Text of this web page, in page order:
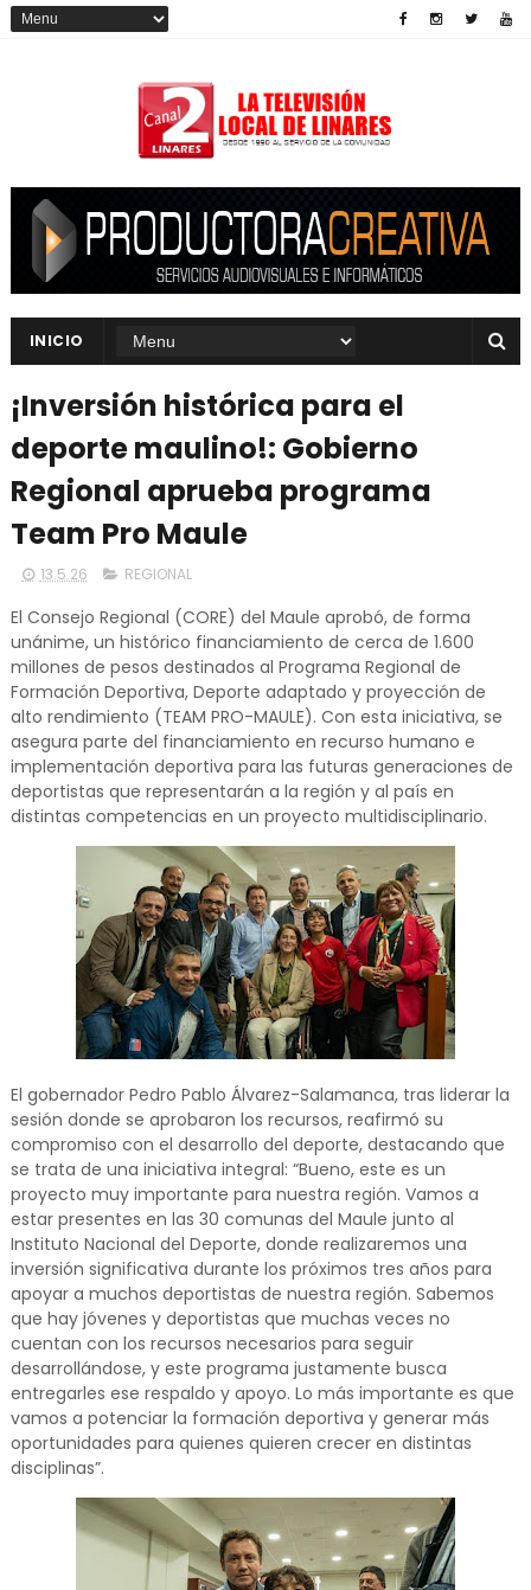
INICIO
¡Inversión histórica para el
deporte maulino!: Gobierno
Regional aprueba programa
Team Pro Maule
13.5.26 REGIONAL
El Consejo Regional (CORE) del Maule aprobó, de forma
unánime, un histórico financiamiento de cerca de 1.600
millones de pesos destinados al Programa Regional de
Formación Deportiva, Deporte adaptado y proyección de
alto rendimiento (TEAM PRO-MAULE). Con esta iniciativa, se
asegura parte del financiamiento en recurso humano e
implementación deportiva para las futuras generaciones de
deportistas que representarán a la región y al país en
distintas competencias en un proyecto multidisciplinario.
El gobernador Pedro Pablo Álvarez-Salamanca, tras liderar la
sesión donde se aprobaron los recursos, reafirmó su
compromiso con el desarrollo del deporte, destacando que
se trata de una iniciativa integral: “Bueno, este es un
proyecto muy importante para nuestra región. Vamos a
estar presentes en las 30 comunas del Maule junto al
Instituto Nacional del Deporte, donde realizaremos una
inversión significativa durante los próximos tres años para
apoyar a muchos deportistas de nuestra región. Sabemos
que hay jóvenes y deportistas que muchas veces no
cuentan con los recursos necesarios para seguir
desarrollándose, y este programa justamente busca
entregarles ese respaldo y apoyo. Lo más importante es que
vamos a potenciar la formación deportiva y generar más
oportunidades para quienes quieren crecer en distintas
disciplinas”.